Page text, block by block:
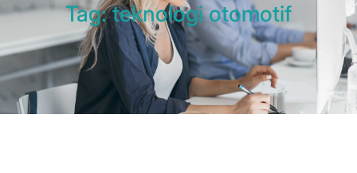
Tag:teknologi otomotif